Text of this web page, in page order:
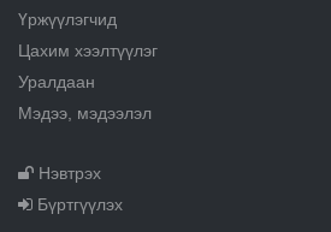
Үржүүлэгчид
Цахим хээлтүүлэг
Уралдаан
Мэдээ, мэдээлэл
Нэвтрэх
Бүртгүүлэх